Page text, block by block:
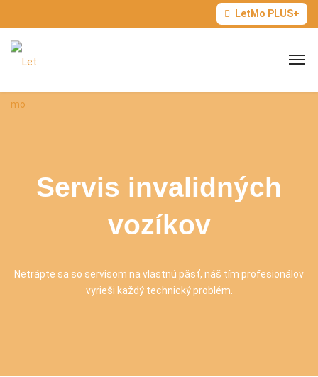
LetMo PLUS+
Servis invalidných
vozíkov
Netrápte sa so servisom na vlastnú päsť, náš tím profesionálov
vyrieši každý technický problém.